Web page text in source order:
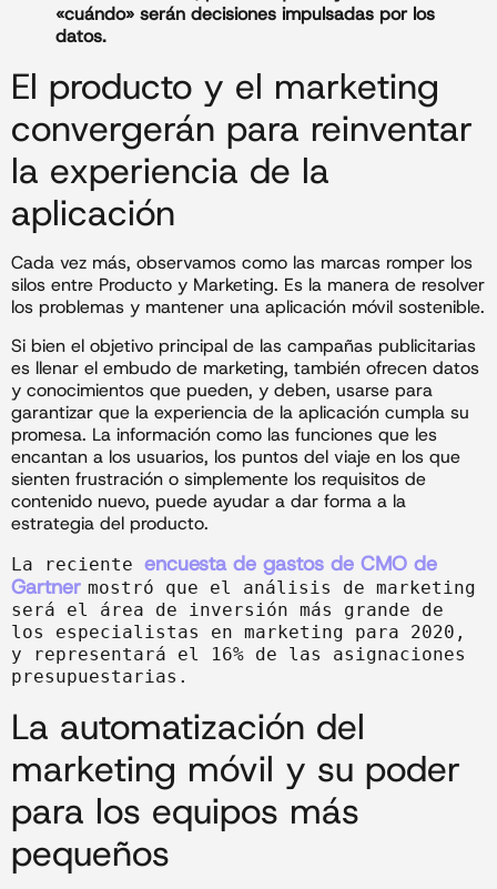
«cuándo» serán decisiones impulsadas por los
datos.
El producto y el marketing
convergerán para reinventar
la experiencia de la
aplicación
Cada vez más, observamos como las marcas romper los
silos entre Producto y Marketing. Es la manera de resolver
los problemas y mantener una aplicación móvil sostenible.
Si bien el objetivo principal de las campañas publicitarias
es llenar el embudo de marketing, también ofrecen datos
y conocimientos que pueden, y deben, usarse para
garantizar que la experiencia de la aplicación cumpla su
promesa. La información como las funciones que les
encantan a los usuarios, los puntos del viaje en los que
sienten frustración o simplemente los requisitos de
contenido nuevo, puede ayudar a dar forma a la
estrategia del producto.
La reciente encuesta de gastos de CMO de
Gartner mostró que el análisis de marketing
será el área de inversión más grande de
los especialistas en marketing para 2020,
y representará el 16% de las asignaciones
presupuestarias.
La automatización del
marketing móvil y su poder
para los equipos más
pequeños